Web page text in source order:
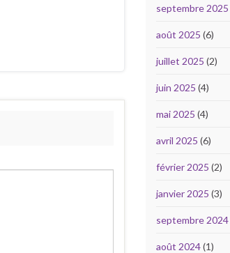
septembre 2025
août 2025 (6)
juillet 2025 (2)
juin 2025 (4)
mai 2025 (4)
avril 2025 (6)
février 2025 (2)
janvier 2025 (3)
septembre 2024
août 2024(1)